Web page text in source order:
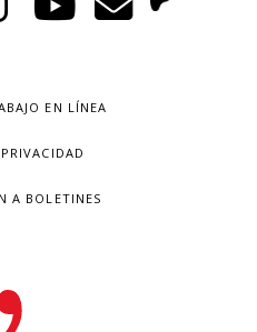
EN LÍNEA
A BOLETINES